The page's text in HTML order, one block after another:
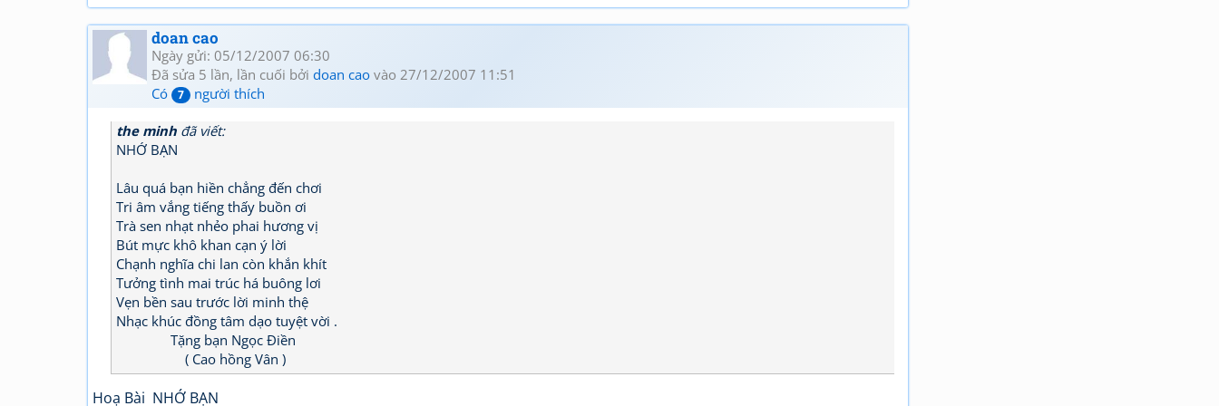
doan cao
Ngày gửi: 05/12/2007 06:30
Đã sửa 5 lần, lần cuối bởi doan cao vào 27/12/2007 11:51
Có
7 người thích
the minh đã viết:
NHỚ BẠN
Lâu quá bạn hiền chẳng đến chơi
Tri âm vắng tiếng thấy buồn ơi
Trà sen nhạt nhẻo phai hương vị
Bút mực khô khan cạn ý lời
Chạnh nghĩa chi lan còn khắn khít
Tưởng tình mai trúc há buông lơi
Vẹn bền sau trước lời minh thệ
Nhạc khúc đồng tâm dạo tuyệt vời .
Tặng bạn Ngọc Điền
( Cao hồng Vân )
Hoạ Bài NHỚ BẠN